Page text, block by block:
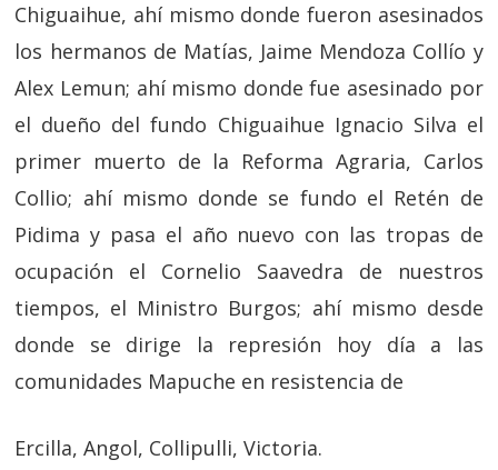
Chiguaihue, ahí mismo donde fueron asesinados
los hermanos de Matías, Jaime Mendoza Collío y
Alex Lemun; ahí mismo donde fue asesinado por
el dueño del fundo Chiguaihue Ignacio Silva el
primer muerto de la Reforma Agraria, Carlos
Collio; ahí mismo donde se fundo el Retén de
Pidima y pasa el año nuevo con las tropas de
ocupación el Cornelio Saavedra de nuestros
tiempos, el Ministro Burgos; ahí mismo desde
donde se dirige la represión hoy día a las
comunidades Mapuche en resistencia de
Ercilla, Angol, Collipulli, Victoria.